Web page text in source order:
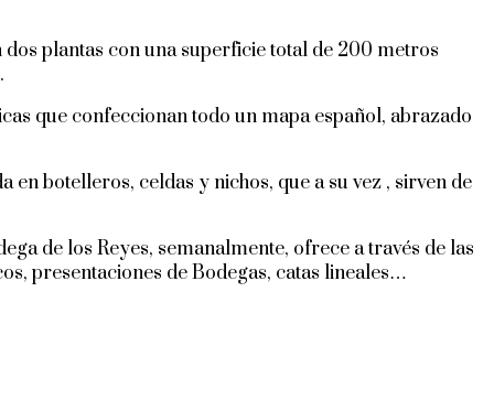
plantas con una superficie total de 200 metros
que confeccionan todo un mapa español, abrazado
en botelleros, celdas y nichos, que a su vez , sirven de
de los Reyes, semanalmente, ofrece a través de las
presentaciones de Bodegas, catas lineales…